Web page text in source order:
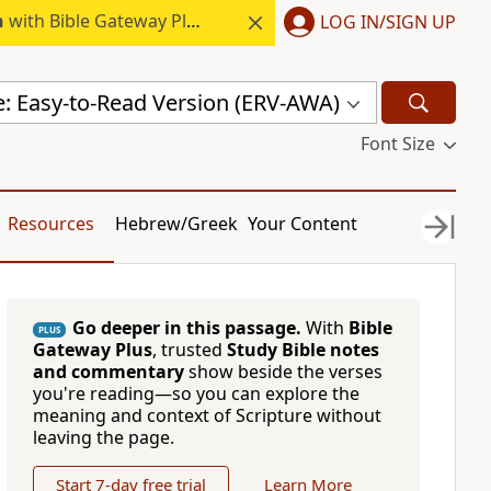
with Bible Gateway Plus. LOG IN/SIGN UP
Easy-to-Read Version (ERV-AWA)
Font Size
Resources Hebrew/Greek Your Content
PLUS Go deeper in this passage. With Bible
Gateway Plus, trusted Study Bible notes
and commentaryshow beside the verses
you're reading—so you can explore the
meaning and context of Scripture without
leaving the page.
Start 7-day free trial Learn More